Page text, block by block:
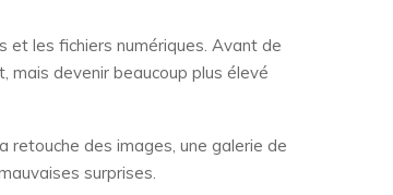
et les fichiers numériques. Avant de
mais devenir beaucoup plus élevé
retouche des images, une galerie de
surprises.